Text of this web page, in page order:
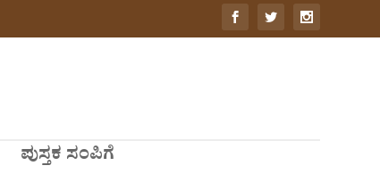
ಪುಸ್ತಕ ಸಂಪಿಗೆ